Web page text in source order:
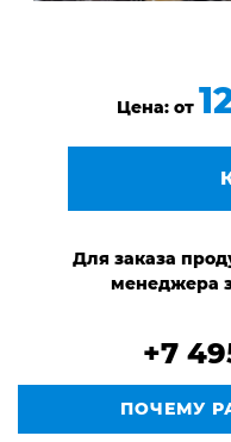
Цена: от
Для заказа
менеджера
+7
ПОЧЕМУ